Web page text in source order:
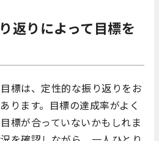
返りによって目標を
標は、定性的な振り返りをお
ります。目標の達成率がよく
標が合っていないかもしれま